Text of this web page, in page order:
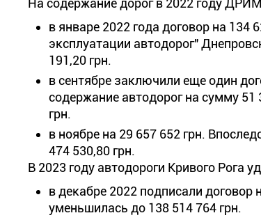
На содержание дорог в 2022 году
в январе 2022 года договор на 134
эксплуатации автодорог"
191,20 грн.
в сентябре заключили еще один
содержание автодорог на сумму
грн.
в ноябре на 29 657 652 грн.
474 530,80 грн.
В 2023 году автодороги Кривого Рога
в декабре 2022 подписали договор
уменьшилась до 138 514 764 грн.